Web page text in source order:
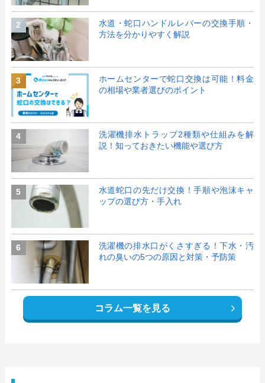
2
水道・蛇口ハンドルレバーの交換手順・
方法を分かりやすく解説
3
ホームセンターで蛇口交換は可能！料金
の相場や業者選びのポイント
4
洗濯機排水トラップ2種類や仕組みを解
説！知っておきたい機能や選び方
5
水道蛇口の先だけ交換！手順や泡沫キャ
ップの選び方・手入れ
6
洗濯機の排水口がくさすぎる！下水・汚
れの臭いの5つの原因と対策・予防策
コラム一覧を見る